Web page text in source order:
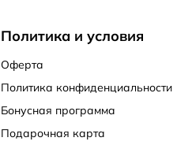
Политика и условия
Оферта
Политика конфиденциальности
Бонусная программа
Подарочная карта